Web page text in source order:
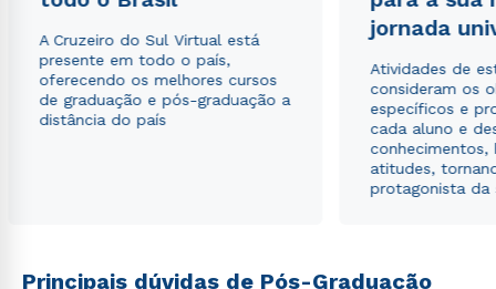
A Cruzeiro do Sul Virtual está
presente em todo o país,
oferecendo os melhores cursos
de graduação e pós-graduação a
distância do país
jornada
Atividades de
consideram os
específicos e
cada aluno e
conhecimentos,
atitudes,
protagonista da
Principais dúvidas de Pós-Graduação
Estou de acordo com a
autorizo que meus dados sejam utilizados para o
envio de conteúdos da Cruzeiro do Sul.